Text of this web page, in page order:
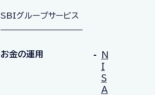
SBIグループサービス
お金の運用
N
I
S
A